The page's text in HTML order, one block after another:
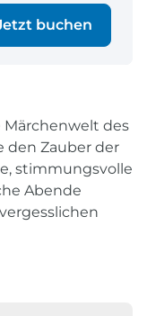
buchen
Märchenwelt des
den Zauber der
stimmungsvolle
Abende